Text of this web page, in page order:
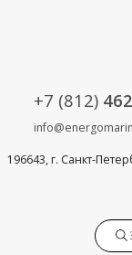
+7 (812)
196643, г. Санкт-